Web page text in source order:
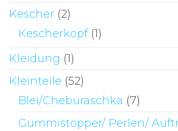
Kescher (2)
Kescherkopf (1)
Kleidung (1)
Kleinteile (52)
Blei/Cheburaschka (7)
Gummistopper/ Perlen/